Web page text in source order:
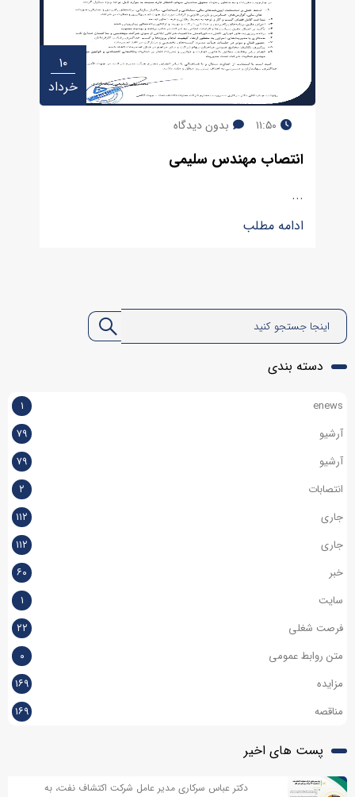
۱۰
خرداد
۱۱:۵۰ بدون دیدگاه
انتصاب مهندس سلیمی
...
ادامه مطلب
دسته بندی
enews
۱
آرشیو
۷۹
آرشیو
۷۹
انتصابات
۲
جاری
۱۱۲
جاری
۱۱۲
خبر
۶۰
سایت
۱
فرصت شغلی
۲۲
متن روابط عمومی
۰
مزایده
۱۶۹
مناقصه
۱۶۹
پست های اخیر
دکتر عباس سرکاری مدیر عامل شرکت اکتشاف نفت، به